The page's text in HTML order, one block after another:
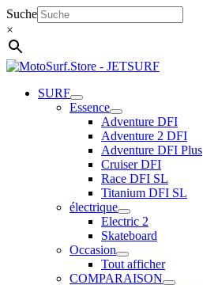
Aller
au
contenu
Suche
×
SURF
Essence
Adventure DFI
Adventure 2 DFI
Adventure DFI Plus
Cruiser DFI
Race DFI SL
Titanium DFI SL
électrique
Electric 2
Skateboard
Occasion
Tout afficher
COMPARAISON